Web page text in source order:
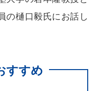
の樋口毅氏にお話し
すすめ